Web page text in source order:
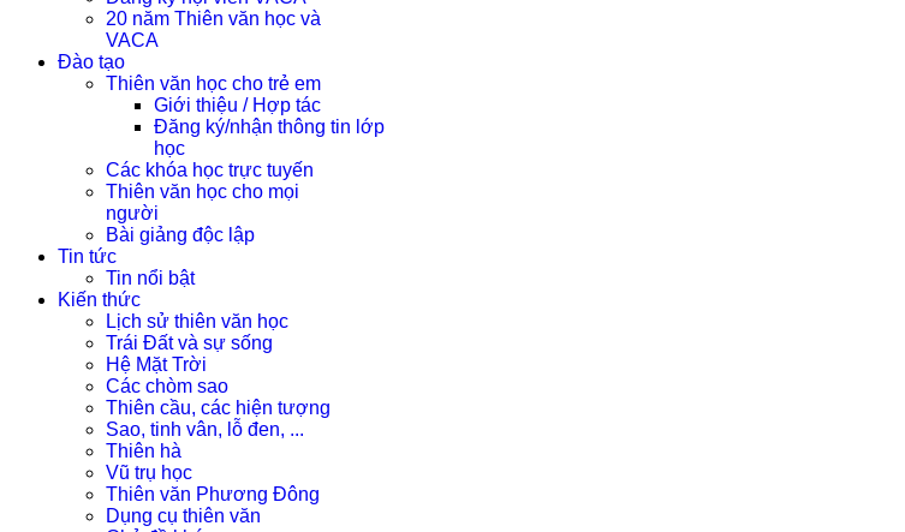
20 năm Thiên văn học và
VACA
Đào tạo
Thiên văn học cho trẻ em
Giới thiệu / Hợp tác
Đăng ký/nhận thông tin lớp
học
Các khóa học trực tuyến
Thiên văn học cho mọi
người
Bài giảng độc lập
Tin tức
Tin nổi bật
Kiến thức
Lịch sử thiên văn học
Trái Đất và sự sống
Hệ Mặt Trời
Các chòm sao
Thiên cầu, các hiện tượng
Sao, tinh vân, lỗ đen, ...
Thiên hà
Vũ trụ học
Thiên văn Phương Đông
Dụng cụ thiên văn